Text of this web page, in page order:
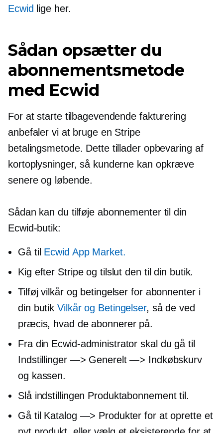
Ecwid lige her.
Sådan opsætter du
abonnementsmetode
med Ecwid
For at starte tilbagevendende fakturering
anbefaler vi at bruge en Stripe
betalingsmetode. Dette tillader opbevaring af
kortoplysninger, så kunderne kan opkræve
senere og løbende.
Sådan kan du tilføje abonnementer til din
Ecwid-butik:
Gå til Ecwid App Market.
Kig efter Stripe og tilslut den til din butik.
Tilføj vilkår og betingelser for abonnenter i
din butikVilkår og Betingelser, så de ved
præcis, hvad de abonnerer på.
Fra din Ecwid-administrator skal du gå til
Indstillinger —> Generelt —> Indkøbskurv
og kassen.
Slå indstillingen Produktabonnement til.
Gå til Katalog —> Produkter for at oprette et